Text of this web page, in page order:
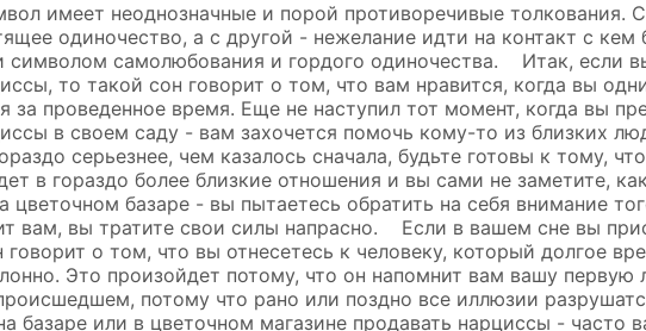
имеет неоднозначные и порой противоречивые толкования.
одиночество, а с другой - нежелание идти на контакт с
символом самолюбования и гордого одиночества. Итак, если
то такой сон говорит о том, что вам нравится, когда вы
за проведенное время. Еще не наступил тот момент, когда вы
в своем саду - вам захочется помочь кому-то из близких
серьезнее, чем казалось сначала, будьте готовы к тому,
в гораздо более близкие отношения и вы сами не заметите,
базаре - вы пытаетесь обратить на себя внимание
вам, вы тратите свои силы напрасно. Если в вашем сне вы
о том, что вы отнесетесь к человеку, который долгое
Это произойдет потому, что он напомнит вам вашу
потому что рано или поздно все иллюзии
или в цветочном магазине продавать нарциссы - часто